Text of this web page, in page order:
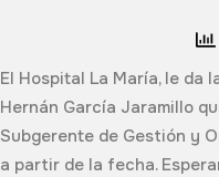
El Hospital La María, le da
Hernán García Jaramillo
Subgerente de Gestión y
a partir de la fecha.